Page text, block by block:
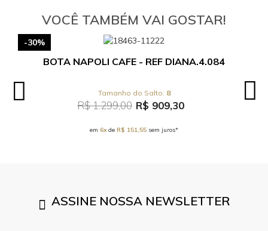
VOCÊ TAMBÉM VAI GOSTAR!
-30%
BOTA NAPOLI CAFE - REF DIANA.4.084
8
R$ 1.299,00 R$ 909,30
em 6xde R$ 151,55 sem juros*
ASSINE NOSSA NEWSLETTER